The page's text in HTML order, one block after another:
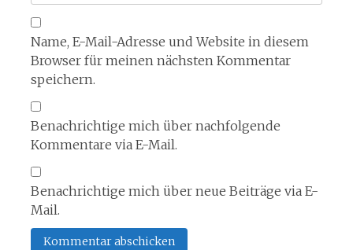
Name, E-Mail-Adresse und Website in diesem
Browser für meinen nächsten Kommentar
speichern.
Benachrichtige mich über nachfolgende
Kommentare via E-Mail.
Benachrichtige mich über neue Beiträge via E-
Mail.